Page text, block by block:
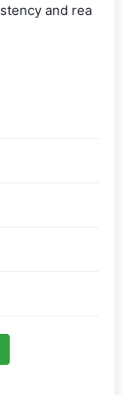
and rea